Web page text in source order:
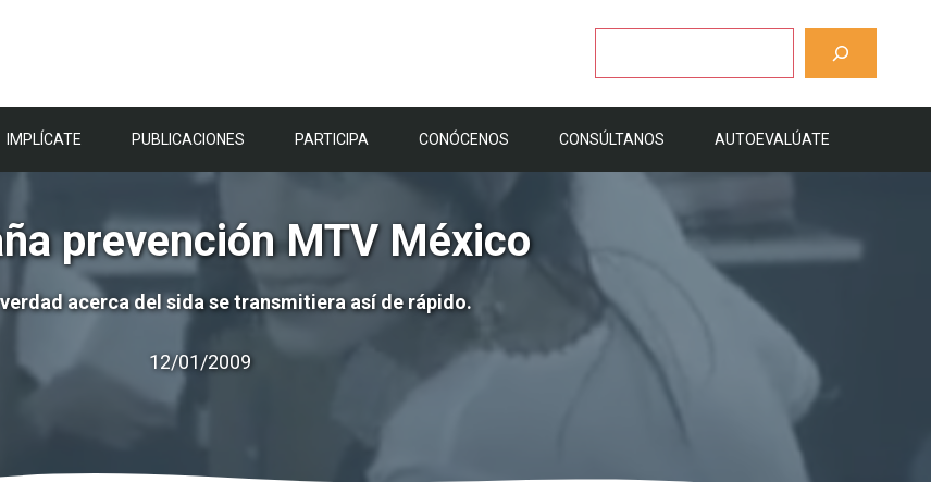
IMPLÍCATE PUBLICACIONES PARTICIPA CONÓCENOS CONSÚLTANOS AUTOEVALÚATE
prevención MTV México
acerca del sida se transmitiera así de rápido.
12/01/2009